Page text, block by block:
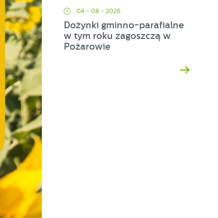
04 - 08 - 2026
Dożynki gminno-parafialne
w tym roku zagoszczą w
Pożarowie